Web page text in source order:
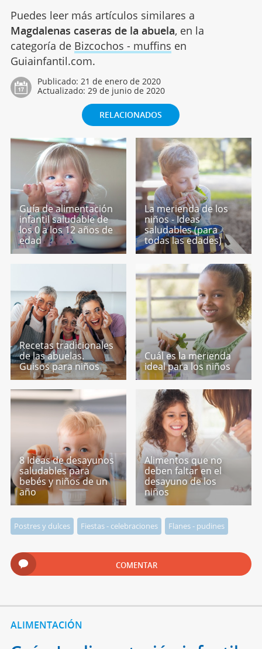
Puedes leer más artículos similares a
Magdalenas caseras de la abuela, en la
categoría de Bizcochos - muffins en
Guiainfantil.com.
Publicado: 21 de enero de 2020
Actualizado: 29 de junio de 2020
RELACIONADOS
Guía de alimentación
infantil saludable de
los 0 a los 12 años de
edad
La merienda de los
niños - Ideas
saludables (para
todas las edades)
Recetas tradicionales
de las abuelas.
Guisos para niños
Cuál es la merienda
ideal para los niños
8 Ideas de desayunos
saludables para
bebés y niños de un
año
Alimentos que no
deben faltar en el
desayuno de los
niños
Postres y dulces Fiestas - celebraciones Flanes - pudines
COMENTAR
ALIMENTACIÓN